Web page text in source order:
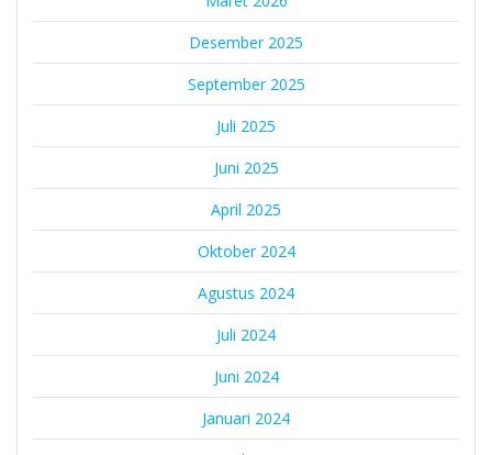
Desember 2025
September 2025
Juli 2025
Juni 2025
April 2025
Oktober 2024
Agustus 2024
Juli 2024
Juni 2024
Januari 2024